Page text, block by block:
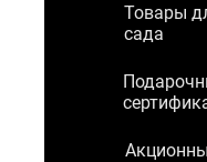
Товары
сада